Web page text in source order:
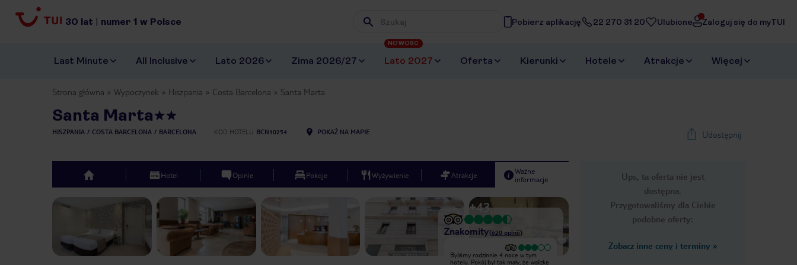
30 lat | numer 1 w Polsce Wpisz frazę, której szukasz
Pobierz aplikację 22 270 31 20 Ulubione Zaloguj się do myTUI
Last Minute All Inclusive Lato 2026 Zima 2026/27 Lato 2027
NOWOŚĆ
Oferta Kierunki Hotele Atrakcje Więcej
Strona główna Wypoczynek Hiszpania Costa Barcelona Santa Marta
Santa Marta
HISZPANIA COSTA BARCELONA BARCELONA KOD HOTELU BCN10254 POKAŻ NA MAPIE Udostępnij
Ups, ta oferta nie jest
dostępna.
Przygotowaliśmy dla Ciebie
podobne oferty:
Zobacz inne ceny i terminy »
top Hotel Opinie Pokoje Wyżywienie Atrakcje
Ważne
informacje
Next slide
1/49
+43
Znakomity(620 opinii)
Byliśmy rodzinnie 4 noce w tym
Byliśmy rodzinnie 4 noce w tym
hotelu. Pokój był tak mały, że walizkę